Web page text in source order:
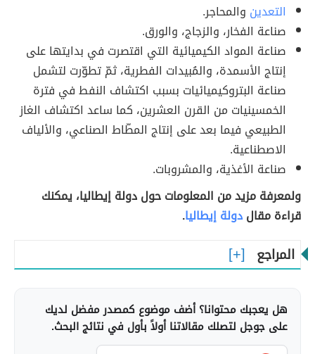
التعدين والمحاجر.
صناعة الفخار، والزجاج، والورق.
صناعة المواد الكيميائية التي اقتصرت في بدايتها على
إنتاج الأسمدة، والمُبيدات الفطرية، ثمّ تطوّرت لتشمل
صناعة البتروكيميائيات بسبب اكتشاف النفط في فترة
الخمسينيات من القرن العشرين، كما ساعد اكتشاف الغاز
الطبيعي فيما بعد على إنتاج المطّاط الصناعي، والألياف
الاصطناعية.
صناعة الأغذية، والمشروبات.
ولمعرفة مزيد من المعلومات حول دولة إيطاليا، يمكنك
قراءة مقالدولة إيطاليا.
المراجع
هل يعجبك محتوانا؟ أضف موضوع كمصدر مفضل لديك
على جوجل لتصلك مقالاتنا أولاً بأول في نتائج البحث.